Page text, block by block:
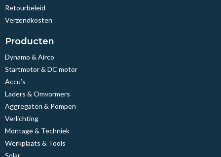
Retourbeleid
Verzendkosten
Producten
Dynamo & Airco
Startmotor & DC motor
Accu’s
Laders & Omvormers
Aggregaten & Pompen
Verlichting
Montage & Techniek
Werkplaats & Tools
Solar